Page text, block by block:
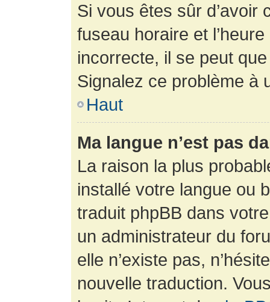
Si vous êtes sûr d’avoir
fuseau horaire et
incorrecte, il se peut
Signalez ce problème à
Haut
Ma langue n’est pas
La raison la plus
installé votre langue ou
traduit phpBB dans
un administrateur du
elle n’existe pas,
nouvelle traduction.